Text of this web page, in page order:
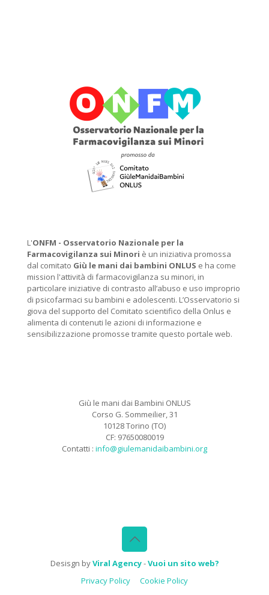
L'ONFM - Osservatorio Nazionale per la
Farmacovigilanza sui Minori è un iniziativa promossa
dal comitato Giù le mani dai bambini ONLUS e ha come
mission l'attività di farmacovigilanza su minori, in
particolare iniziative di contrasto all’abuso e uso improprio
di psicofarmaci su bambini e adolescenti. L’Osservatorio si
giova del supporto del Comitato scientifico della Onlus e
alimenta di contenuti le azioni di informazione e
sensibilizzazione promosse tramite questo portale web.
Giù le mani dai Bambini ONLUS
Corso G. Sommeilier, 31
10128 Torino (TO)
CF: 97650080019
Contatti : info@giulemanidaibambini.org
Desisgn byViral Agency-Vuoi un sito web?
Privacy Policy
Cookie Policy